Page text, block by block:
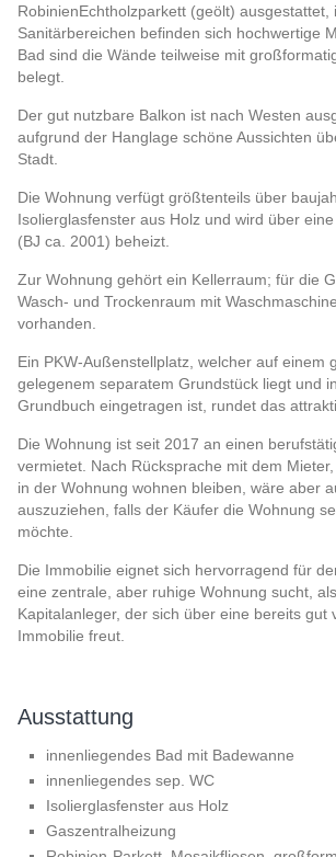
RobinienEchtholzparkett (geölt) ausgestattet,
Sanitärbereichen befinden sich hochwertige
Bad sind die Wände teilweise mit
belegt.
Der gut nutzbare Balkon ist nach Westen
aufgrund der Hanglage schöne Aussichten
Stadt.
Die Wohnung verfügt größtenteils über
Isolierglasfenster aus Holz und wird über
(BJ ca. 2001) beheizt.
Zur Wohnung gehört ein Kellerraum; für die
Wasch- und Trockenraum mit
vorhanden.
Ein PKW-Außenstellplatz, welcher auf einem
gelegenem separatem Grundstück liegt und
Grundbuch eingetragen ist, rundet das
Die Wohnung ist seit 2017 an einen
vermietet. Nach Rücksprache mit dem
in der Wohnung wohnen bleiben, wäre aber
auszuziehen, falls der Käufer die Wohnung
möchte.
Die Immobilie eignet sich hervorragend für
eine zentrale, aber ruhige Wohnung sucht,
Kapitalanleger, der sich über eine bereits gut
Immobilie freut.
Ausstattung
innenliegendes Bad mit Badewanne
innenliegendes sep. WC
Isolierglasfenster aus Holz
Gaszentralheizung